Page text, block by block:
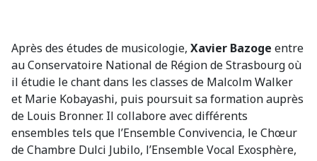
Après des études de musicologie, Xavier Bazoge entre
au Conservatoire National de Région de Strasbourg où
il étudie le chant dans les classes de Malcolm Walker
et Marie Kobayashi, puis poursuit sa formation auprès
de Louis Bronner. Il collabore avec différents
ensembles tels que l’Ensemble Convivencia, le Chœur
de Chambre Dulci Jubilo, l’Ensemble Vocal Exosphère,